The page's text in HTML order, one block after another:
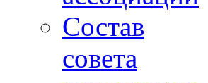
Состав
совета